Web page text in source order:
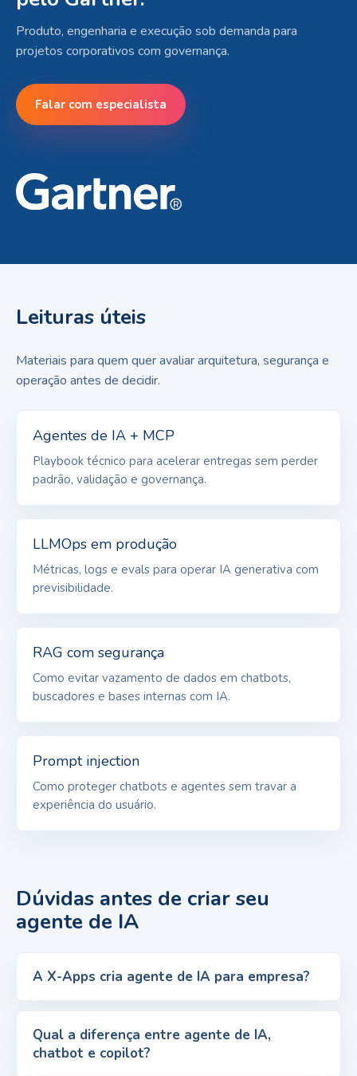
Produto, engenharia e execução sob demanda para
projetos corporativos com governança.
Falar com especialista
Leituras úteis
Materiais para quem quer avaliar arquitetura, segurança e
operação antes de decidir.
Agentes de IA + MCP
Playbook técnico para acelerar entregas sem perder
padrão, validação e governança.
LLMOps em produção
Métricas, logs e evals para operar IA generativa com
previsibilidade.
RAG com segurança
Como evitar vazamento de dados em chatbots,
buscadores e bases internas com IA.
Prompt injection
Como proteger chatbots e agentes sem travar a
experiência do usuário.
Dúvidas antes de criar seu
agente de IA
A X-Apps cria agente de IA para empresa?
Qual a diferença entre agente de IA,
chatbot e copilot?